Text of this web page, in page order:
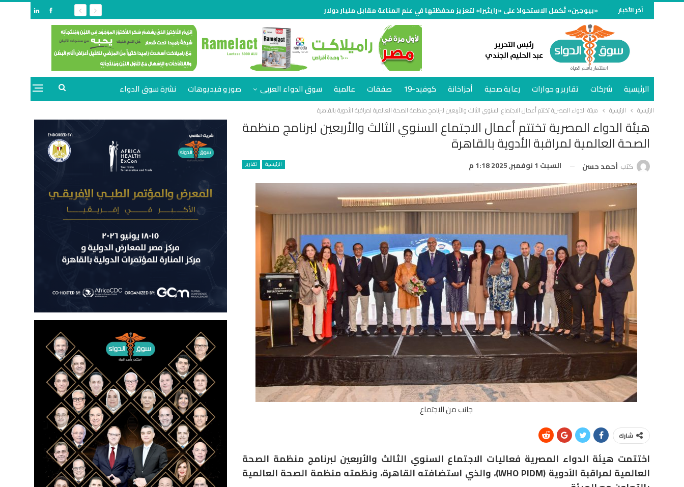
آخر الأخبار «بيوجين» تُكمل الاستحواذ على «رايثيرا» لتعزيز محفظتها في علم المناعة مقابل مليار دولار
الرئيسية شركات تقارير و حوارات رعاية صحية أجزاخانة كوفيد-19 صفقات عالمية سوق الدواء العربى صور و فيديوهات نشرة سوق الدواء
الرئيسية الرئيسية هيئة الدواء المصرية تختتم أعمال الاجتماع السنوي الثالث والأربعين لبرنامج منظمة الصحة العالمية لمراقبة الأدوية بالقاهرة
هيئة الدواء المصرية تختتم أعمال الاجتماع السنوي الثالث والأربعين لبرنامج منظمة
الصحة العالمية لمراقبة الأدوية بالقاهرة
الرئيسية تقارير كتب أحمد حسن السبت 1 نوفمبر, 2025 1:18 م
جانب من الاجتماع
شارك
اختتمت هيئة الدواء المصرية فعاليات الاجتماع السنوي الثالث والأربعين لبرنامج منظمة الصحة
العالمية لمراقبة الأدوية (WHO PIDM)، والذي استضافته القاهرة، ونظمته منظمة الصحة العالمية